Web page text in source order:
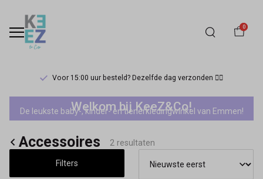
0
Voor 15:00 uur besteld? Dezelfde dag verzonden 🏃‍♀️
Maximo
mini
meisjes
Welkom bij KeeZ&Co!
De leukste baby-, kinder- en tienerkledingwinkel van Emmen!
Accessoires 2 resultaten
Filters